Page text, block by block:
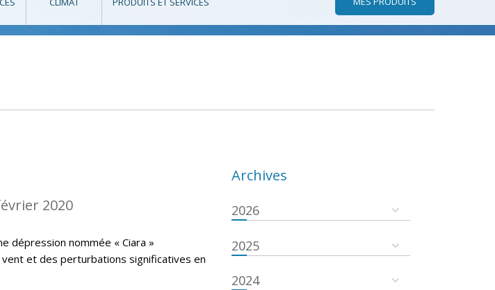
2020
dépression nommée « Ciara »
et des perturbations significatives en
Archives
2026
2025
2024